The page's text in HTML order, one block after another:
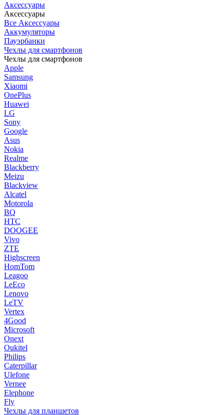
Аксессуары
Аксессуары
Все Аксессуары
Аккумуляторы
Пауэрбанки
Чехлы для смартфонов
Чехлы для смартфонов
Apple
Samsung
Xiaomi
OnePlus
Huawei
LG
Sony
Google
Asus
Nokia
Realme
Blackberry
Meizu
Blackview
Alcatel
Motorola
BQ
HTC
DOOGEE
Vivo
ZTE
Highscreen
HomTom
Leagoo
LeEco
Lenovo
LeTV
Vertex
4Good
Microsoft
Onext
Oukitel
Philips
Caterpillar
Ulefone
Vernee
Elephone
Fly
Чехлы для планшетов